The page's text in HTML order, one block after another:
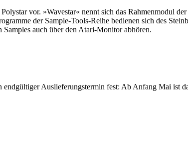
vor. »Wavestar« nennt sich das Rahmenmodul
der Sample-Tools-Reihe bedienen sich des
auch über den Atari-Monitor abhören.
Auslieferungstermin fest: Ab Anfang Mai ist